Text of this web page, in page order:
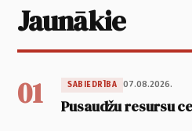
Jaunākie
01 SABIEDRĪBA 07.08.2026.
Pusaudžu resursu